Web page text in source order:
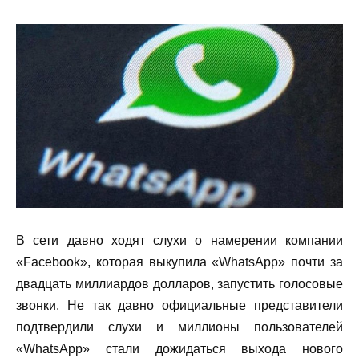
В сети давно ходят слухи о намерении компании
«Facebook», которая выкупила «WhatsApp» почти за
двадцать миллиардов долларов, запустить голосовые
звонки. Не так давно официальные представители
подтвердили слухи и миллионы пользователей
«WhatsApp» стали дожидаться выхода нового